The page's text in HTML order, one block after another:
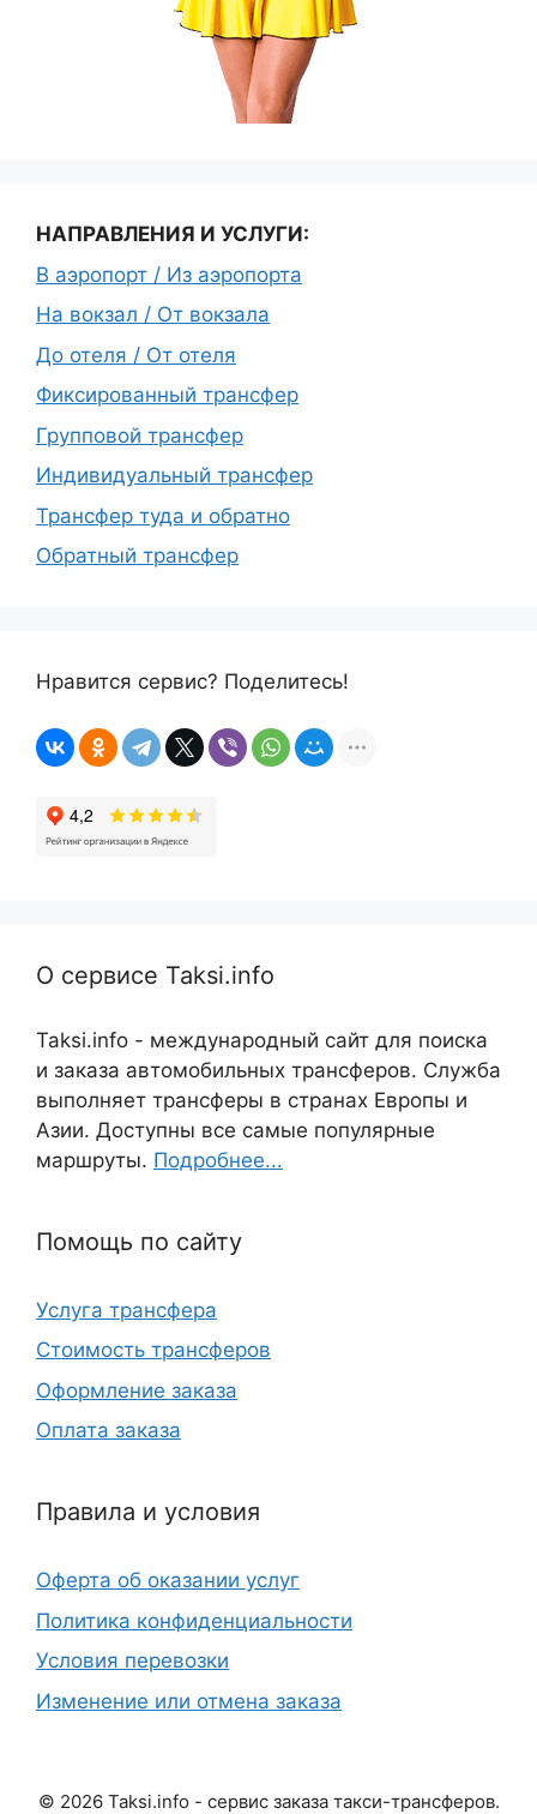
НАПРАВЛЕНИЯ И УСЛУГИ:
В аэропорт / Из аэропорта
На вокзал / От вокзала
До отеля / От отеля
Фиксированный трансфер
Групповой трансфер
Индивидуальный трансфер
Трансфер туда и обратно
Обратный трансфер
Нравится сервис? Поделитесь!
О сервисе Taksi.info
Taksi.info - международный сайт для поиска
и заказа автомобильных трансферов. Служба
выполняет трансферы в странах Европы и
Азии. Доступны все самые популярные
маршруты. Подробнее...
Помощь по сайту
Услуга трансфера
Стоимость трансферов
Оформление заказа
Оплата заказа
Правила и условия
Оферта об оказании услуг
Политика конфиденциальности
Условия перевозки
Изменение или отмена заказа
© 2026 Taksi.info - сервис заказа такси-трансферов.